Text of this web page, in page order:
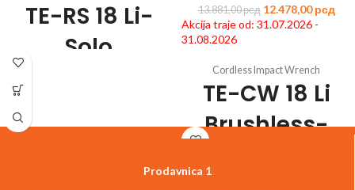
TE-RS 18 Li-
Solo
artikla:
Elektronska promena brzine u
učinkovitost brušenja zahvaljujući
13.881,00рсд 12.478,00рсд
Akcija traje od: 31.07.2026 -
31.08.2026
Cordless Impact Wrench
TE-CW 18 Li
Brushless-
Prodavnica 1